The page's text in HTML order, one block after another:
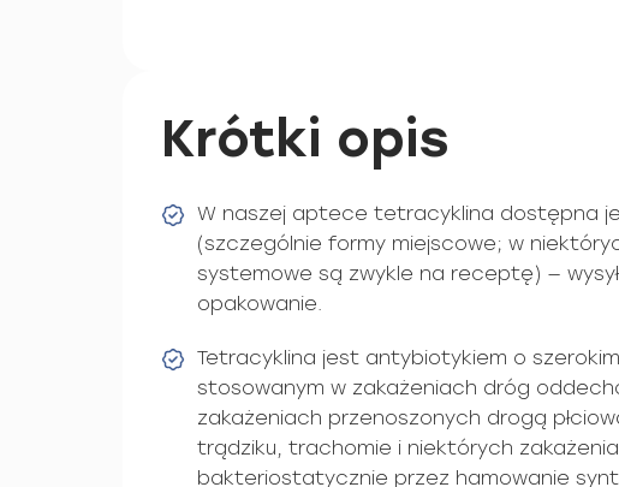
Krótki opis
W naszej aptece tetracyklina dostępna
(szczególnie formy miejscowe; w
systemowe są zwykle na receptę) —
opakowanie.
Tetracyklina jest antybiotykiem o
stosowanym w zakażeniach dróg
zakażeniach przenoszonych drogą
trądziku, trachomie i niektórych
bakteriostatycznie przez hamowanie